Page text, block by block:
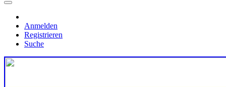
Anmelden
Registrieren
Suche